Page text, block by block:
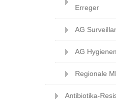
Erreger
AG
AG
Regionale
Antibiotika-